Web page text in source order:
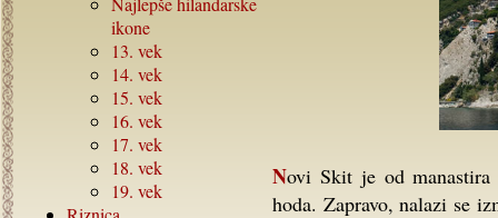
ikone
13. vek
14. vek
15. vek
16. vek
17. vek
18. vek
19. vek
Novi Skit je od manastira Svetog Pavla, kome i pripada, udaljen oko pola sata
hoda. Zapravo, nalazi se